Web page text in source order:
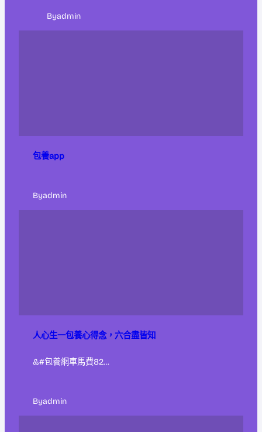
Byadmin
包養app
Byadmin
人心生一包養心得念，六合盡皆知
&#包養網車馬費82…
Byadmin